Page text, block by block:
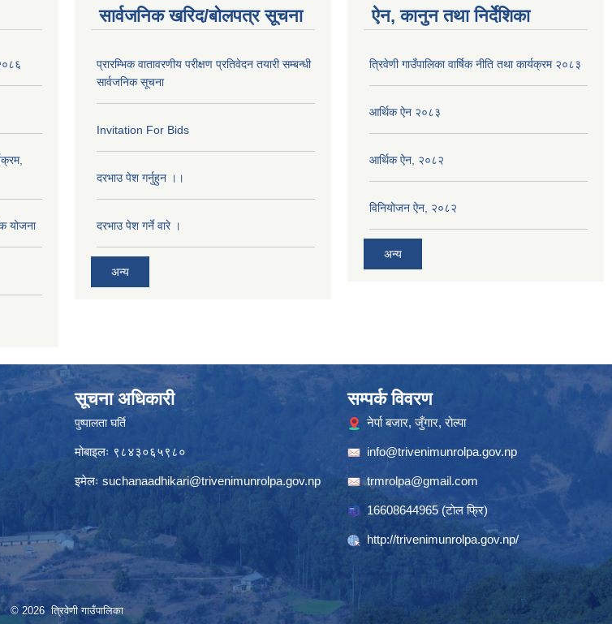
योजना
सार्वजनिक खरिद/बोलपत्र सूचना
प्रारम्भिक वातावरणीय परीक्षण प्रतिवेदन तयारी सम्बन्धी
सार्वजनिक सूचना
Invitation For Bids
दरभाउ पेश गर्नुहुन ।।
दरभाउ पेश गर्ने वारे ।
अन्य
ऐन, कानुन तथा निर्देशिका
त्रिवेणी गाउँपालिका वार्षिक नीति तथा कार्यक्रम २०८३
आर्थिक ऐन २०८३
आर्थिक ऐन, २०८२
विनियोजन ऐन, २०८२
अन्य
सूचना अधिकारी
पुष्पालता घर्ति
मोबाइलः ९८४३०६५९८०
इमेलः suchanaadhikari@trivenimunrolpa.gov.np
सम्पर्क विवरण
नेर्पा बजार, जुँगार, रोल्पा
info@trivenimunrolpa.gov.np
trmrolpa@gmail.com
16608644965 (टाेल फ्रि)
http://trivenimunrolpa.gov.np/
© 2026 त्रिवेणी गाउँपालिका